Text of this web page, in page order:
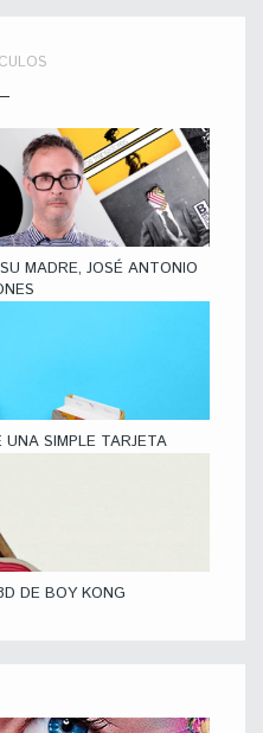
MADRE, JOSÉ ANTONIO
SIMPLE TARJETA
DE BOY KONG